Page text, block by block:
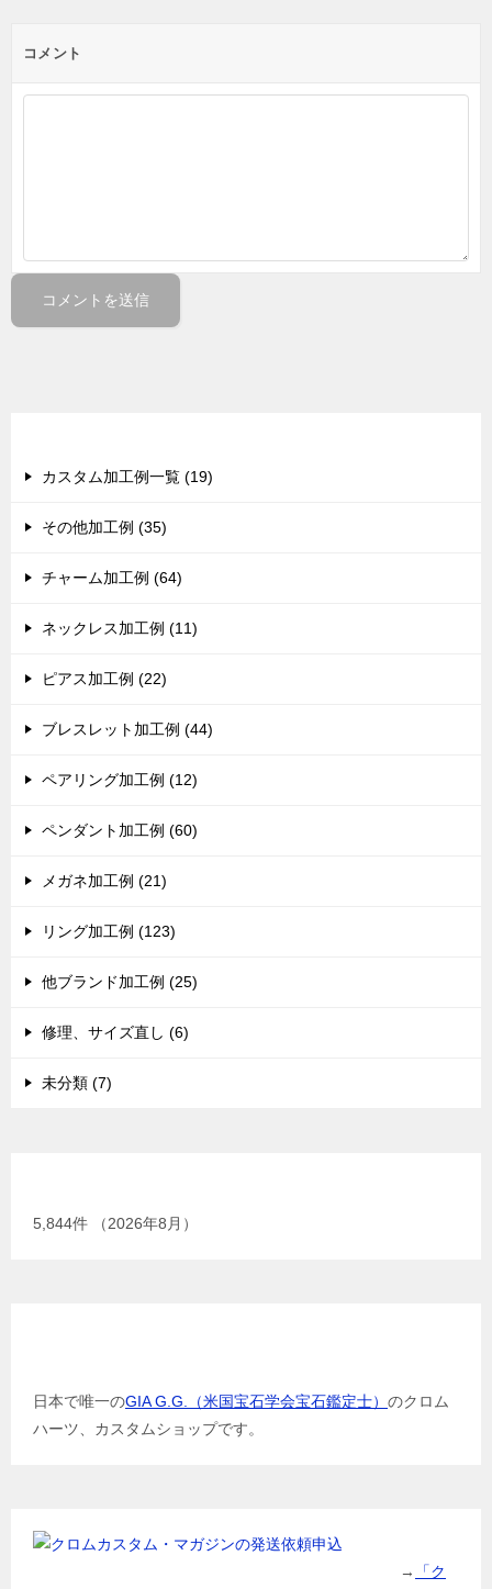
コメント
カスタム加工例一覧 (19)
その他加工例 (35)
チャーム加工例 (64)
ネックレス加工例 (11)
ピアス加工例 (22)
ブレスレット加工例 (44)
ペアリング加工例 (12)
ペンダント加工例 (60)
メガネ加工例 (21)
リング加工例 (123)
他ブランド加工例 (25)
修理、サイズ直し (6)
未分類 (7)
5,844件 （2026年8月）
日本で唯一のGIA G.G.（米国宝石学会宝石鑑定士） のクロム
ハーツ、カスタムショップです。
→ 「ク